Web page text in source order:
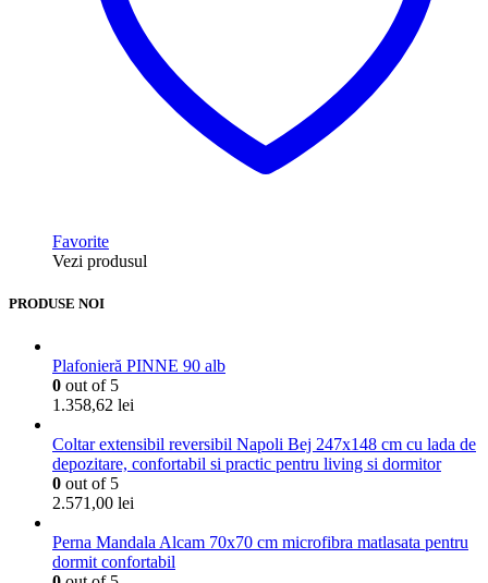
Favorite
Vezi produsul
PRODUSE NOI
Plafonieră PINNE 90 alb
0 out of 5
1.358,62 lei
Coltar extensibil reversibil Napoli Bej 247x148 cm cu lada de
depozitare, confortabil si practic pentru living si dormitor
0 out of 5
2.571,00 lei
Perna Mandala Alcam 70x70 cm microfibra matlasata pentru
dormit confortabil